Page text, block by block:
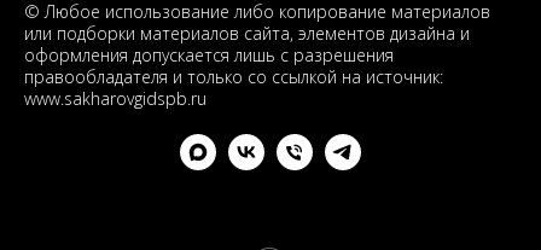
© Любое использование либо копирование материалов
или подборки материалов сайта, элементов дизайна и
оформления допускается лишь с разрешения
правообладателя и только со ссылкой на источник:
www.sakharovgidspb.ru